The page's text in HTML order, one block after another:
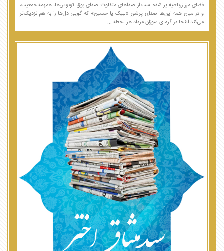
فضای مرز زرباطیه پر شده است از صداهای متفاوت؛ صدای بوق اتوبوس‌ها، همهمه جمعیت،
و در میان همه این‌ها صدای پرشور «لبیک یا حسین» که گویی دل‌ها را به هم نزدیک‌تر
می‌کند اینجا در گرمای سوزان مرداد هر لحظه ...